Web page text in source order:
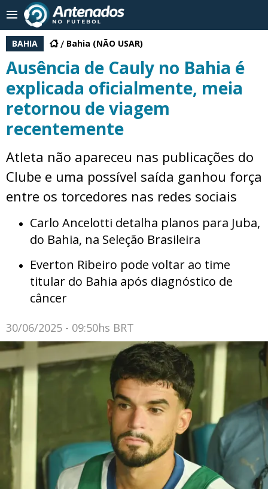
BAHIA Bahia (NÃO USAR)
Ausência de Cauly no Bahia é
explicada oficialmente, meia
retornou de viagem
recentemente
Atleta não apareceu nas publicações do
Clube e uma possível saída ganhou força
entre os torcedores nas redes sociais
Carlo Ancelotti detalha planos para Juba,
do Bahia, na Seleção Brasileira
Everton Ribeiro pode voltar ao time
titular do Bahia após diagnóstico de
câncer
30/06/2025 - 09:50hs BRT